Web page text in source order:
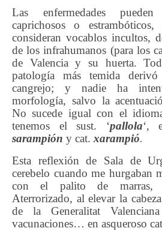
Las enfermedades
caprichosos o
consideran vocablos incultos,
de los infrahumanos (para los
de Valencia y su huerta.
patología más temida
cangrejo; y nadie ha
morfología, salvo la
No sucede igual con el
tenemos el sust. ‘pallola‘,
sarampión y cat.xarampió.
Esta reflexión de Sala de
cerebelo cuando me hurgaban
con el palito de marras,
Aterrorizado, al elevar la
de la Generalitat
vacunaciones… en asqueroso